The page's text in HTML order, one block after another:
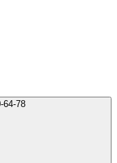
+7 (963) 090-64-78